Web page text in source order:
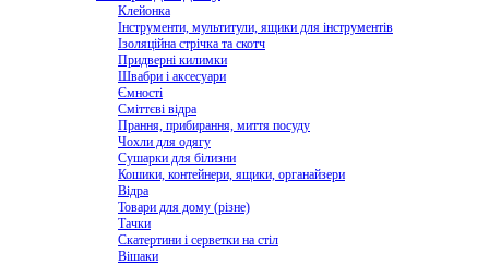
Клейонка
Інструменти, мультитули, ящики для інструментів
Ізоляційна стрічка та скотч
Придверні килимки
Швабри і аксесуари
Ємності
Сміттєві відра
Прання, прибирання, миття посуду
Чохли для одягу
Сушарки для білизни
Кошики, контейнери, ящики, органайзери
Відра
Товари для дому (різне)
Тачки
Скатертини і серветки на стіл
Вішаки